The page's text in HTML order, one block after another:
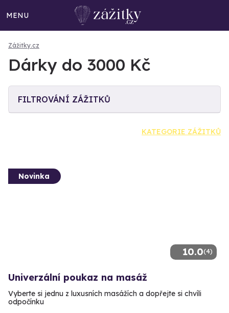
MENU
Zážitky.cz
Dárky do 3000 Kč
FILTROVÁNÍ ZÁŽITKŮ
KATEGORIE ZÁŽITKŮ
10.0(4)
Novinka
Univerzální poukaz na masáž
Vyberte si jednu z luxusních masážích a dopřejte si chvíli
odpočínku